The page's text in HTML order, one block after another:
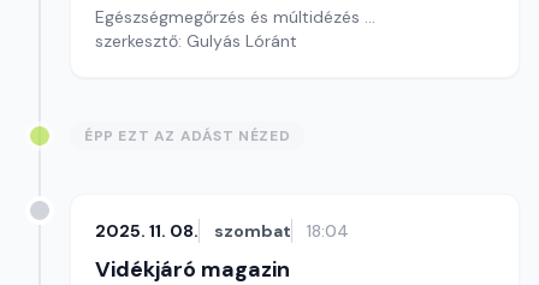
Egészségmegőrzés és múltidézés ...
szerkesztő: Gulyás Lóránt
ÉPP EZT AZ ADÁST NÉZED
2025. 11. 08. szombat 18:04
Vidékjáró magazin